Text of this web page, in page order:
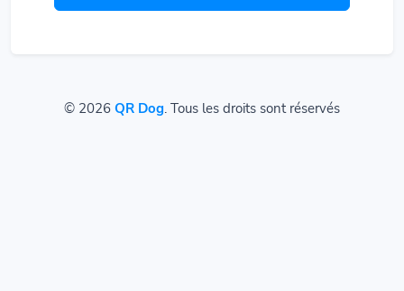
© 2026 QR Dog. Tous les droits sont réservés